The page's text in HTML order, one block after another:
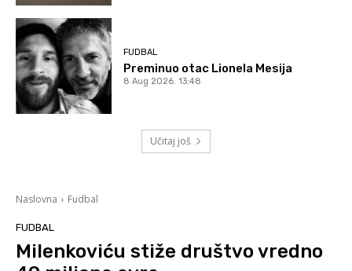
FUDBAL
Preminuo otac Lionela Mesija
8 Aug 2026. 13:48
Učitaj još